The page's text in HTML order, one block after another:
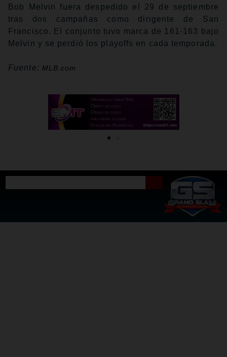
Bob Melvin fuera despedido el 29 de septiembre
tras dos campañas como dirigente de San
Francisco. El conjunto tuvo marca de 161-163 bajo
Melvin y se perdió los playoffs en cada temporada.
Fuente: MLB.com